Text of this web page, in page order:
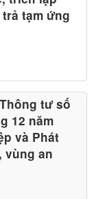
tạm ứng
tư số
12 năm
và Phát
vùng an